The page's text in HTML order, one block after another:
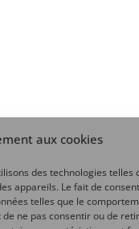
aux cookies
des technologies telles
appareils. Le fait de
telles que le
ne pas consentir ou de